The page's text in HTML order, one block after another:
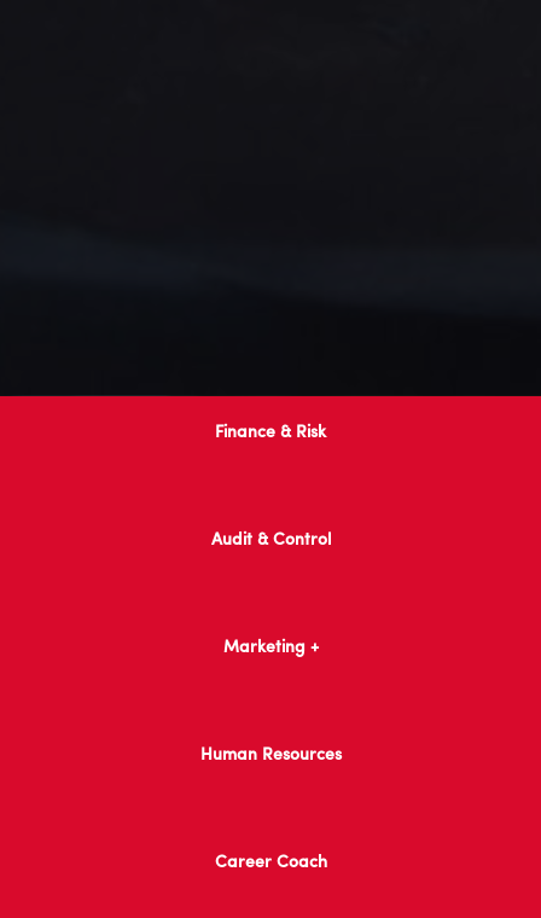
Finance & Risk
Audit & Control
Marketing +
Human Resources
Career Coach